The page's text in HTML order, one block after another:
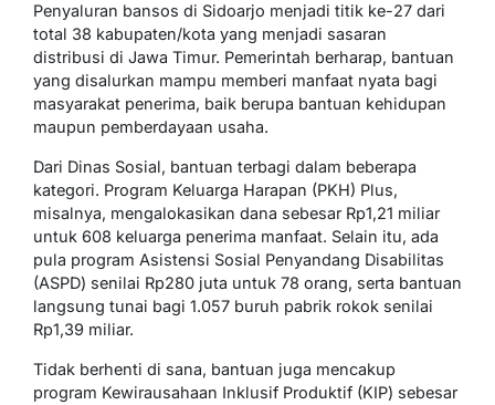
Penyaluran bansos di Sidoarjo menjadi titik ke-27 dari
total 38 kabupaten/kota yang menjadi sasaran
distribusi di Jawa Timur. Pemerintah berharap, bantuan
yang disalurkan mampu memberi manfaat nyata bagi
masyarakat penerima, baik berupa bantuan kehidupan
maupun pemberdayaan usaha.
Dari Dinas Sosial, bantuan terbagi dalam beberapa
kategori. Program Keluarga Harapan (PKH) Plus,
misalnya, mengalokasikan dana sebesar Rp1,21 miliar
untuk 608 keluarga penerima manfaat. Selain itu, ada
pula program Asistensi Sosial Penyandang Disabilitas
(ASPD) senilai Rp280 juta untuk 78 orang, serta bantuan
langsung tunai bagi 1.057 buruh pabrik rokok senilai
Rp1,39 miliar.
Tidak berhenti di sana, bantuan juga mencakup
program Kewirausahaan Inklusif Produktif (KIP) sebesar